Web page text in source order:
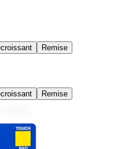
Remise
Remise